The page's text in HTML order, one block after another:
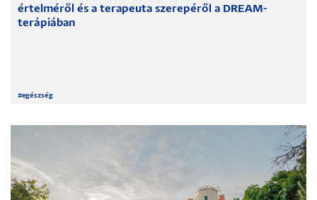
értelméről és a terapeuta szerepéről a DREAM-
terápiában
#egészség